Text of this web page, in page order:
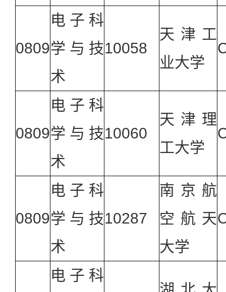
0809
电子科
学与技
术
10058
天津工
业大学
0809
电子科
学与技
术
10060
天津理
工大学
0809
电子科
学与技
术
10287
南京航
空航天
大学
电子科